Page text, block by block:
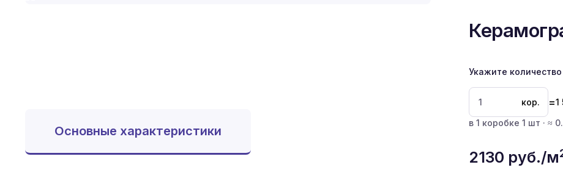
Укажите
кор. =1
в 1 коробке 1 шт · ≈
2130 руб./м
Основные характеристики